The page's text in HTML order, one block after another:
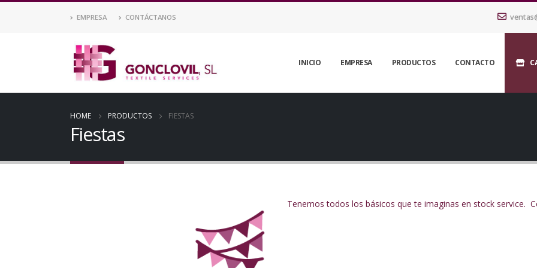
EMPRESA CONTÁCTANOS
INICIO EMPRESA PRODUCTOS CONTACTO
HOME PRODUCTOS FIESTAS
Fiestas
Tenemos todos los básicos que te imaginas en stock service.